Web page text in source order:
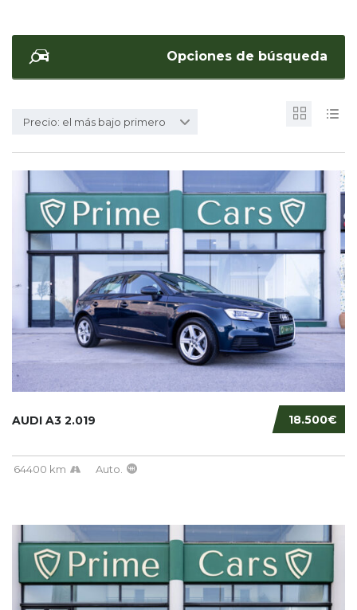
Opciones de búsqueda
Precio: el más bajo primero
18.500€
AUDI A3 2.019
64400 km Auto.